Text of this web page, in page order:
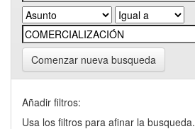
Comenzar nueva busqueda
Añadir filtros:
Usa los filtros para afinar la busqueda.